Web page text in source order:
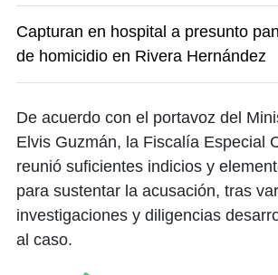
Capturan en hospital a presunto
de homicidio en Rivera Hernández
De acuerdo con el portavoz del
Elvis Guzmán, la Fiscalía Especial
reunió suficientes indicios y
para sustentar la acusación, tras
investigaciones y diligencias
al caso.